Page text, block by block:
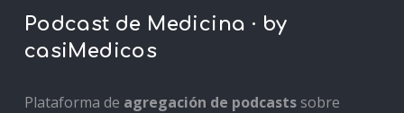
Podcast de Medicina · by
casiMedicos
Plataforma de agregación de podcastssobre